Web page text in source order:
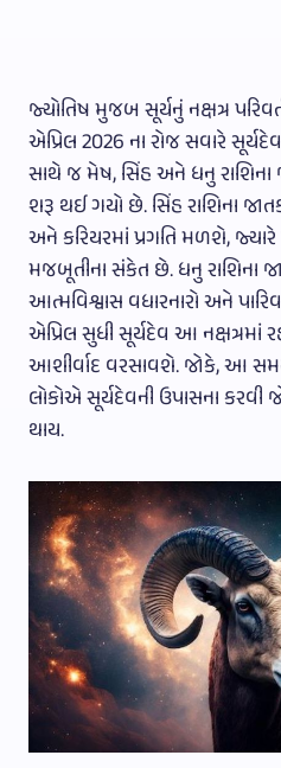
જ્યોતિષ મુજબ સૂર્યનું નક્ષત્ર
એપ્રિલ 2026 ના રોજ સવારે સૂર્યદેવ
સાથે જ મેષ, સિંહ અને ધનુ રાશિના
શરૂ થઈ ગયો છે. સિંહ રાશિના
અને કરિયરમાં પ્રગતિ મળશે, જ્યારે
મજબૂતીના સંકેત છે. ધનુ રાશિના
આત્મવિશ્વાસ વધારનારો અને
એપ્રિલ સુધી સૂર્યદેવ આ નક્ષત્રમાં
આશીર્વાદ વરસાવશે. જોકે, આ
લોકોએ સૂર્યદેવની ઉપાસના
થાય.